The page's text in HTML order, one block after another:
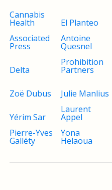
Cannabis
Health El Planteo
Associated
Press
Antoine
Quesnel
Delta
Prohibition
Partners
Zoë Dubus Julie Manlius
Yérim Sar
Laurent
Appel
Pierre-Yves
Galléty
Yona
Helaoua